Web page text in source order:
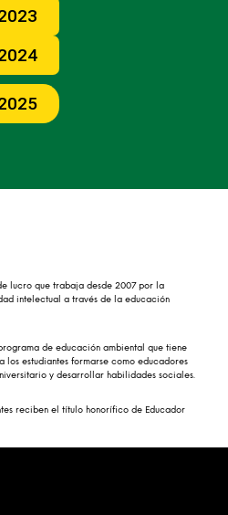
lucro que trabaja desde 2007 por la
intelectual a través de la educación
de educación ambiental que tiene
los estudiantes formarse como educadores
y desarrollar habilidades sociales.
reciben el título honorífico de Educador